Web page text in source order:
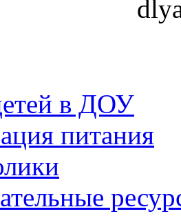
в ДОУ
питания